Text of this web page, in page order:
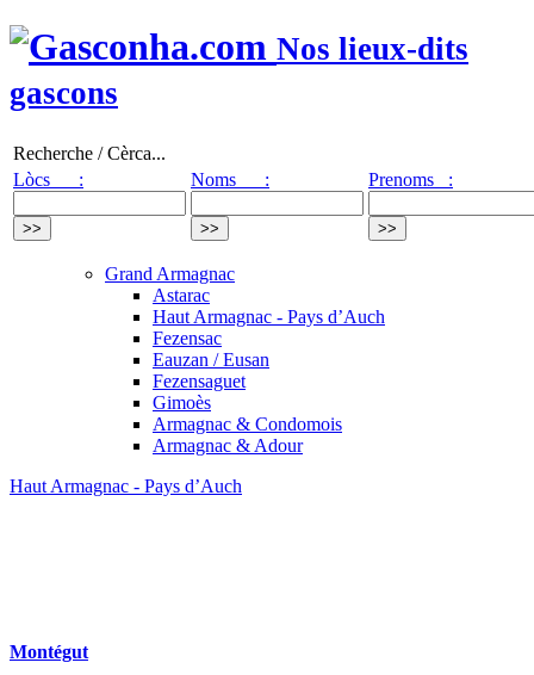
Nos lieux-dits
gascons
Recherche / Cèrca...
Lòcs :
Noms : Prenoms :
Grand Armagnac
Astarac
Haut Armagnac - Pays d’Auch
Fezensac
Eauzan / Eusan
Fezensaguet
Gimoès
Armagnac & Condomois
Armagnac & Adour
Haut Armagnac - Pays d’Auch
Montégut